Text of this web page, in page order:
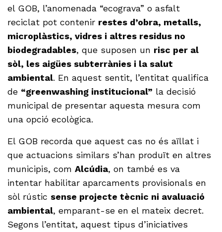
el GOB, l’anomenada “ecograva” o asfalt
reciclat pot contenir restes d’obra, metalls,
microplàstics, vidres i altres residus no
biodegradables, que suposen un risc per al
sòl, les aigües subterrànies i la salut
ambiental. En aquest sentit, l’entitat qualifica
de “greenwashing institucional” la decisió
municipal de presentar aquesta mesura com
una opció ecològica.
El GOB recorda que aquest cas no és aïllat i
que actuacions similars s’han produït en altres
municipis, comAlcúdia, on també es va
intentar habilitar aparcaments provisionals en
sòl rústic sense projecte tècnic ni avaluació
ambiental, emparant-se en el mateix decret.
Segons l’entitat, aquest tipus d’iniciatives